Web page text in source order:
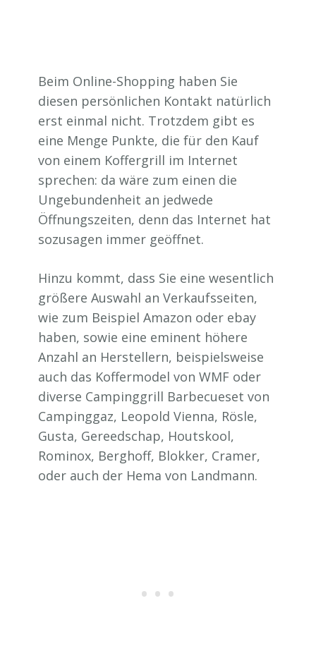
Beim Online-Shopping haben Sie
diesen persönlichen Kontakt natürlich
erst einmal nicht. Trotzdem gibt es
eine Menge Punkte, die für den Kauf
von einem Koffergrill im Internet
sprechen: da wäre zum einen die
Ungebundenheit an jedwede
Öffnungszeiten, denn das Internet hat
sozusagen immer geöffnet.
Hinzu kommt, dass Sie eine wesentlich
größere Auswahl an Verkaufsseiten,
wie zum Beispiel Amazon oder ebay
haben, sowie eine eminent höhere
Anzahl an Herstellern, beispielsweise
auch das Koffermodel von WMF oder
diverse Campinggrill Barbecueset von
Campinggaz, Leopold Vienna, Rösle,
Gusta, Gereedschap, Houtskool,
Rominox, Berghoff, Blokker, Cramer,
oder auch der Hema von Landmann.